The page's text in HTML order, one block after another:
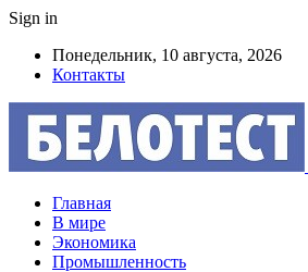
Sign in
Понедельник, 10 августа, 2026
Контакты
Главная
В мире
Экономика
Промышленность